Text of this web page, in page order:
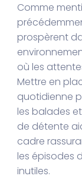
Comme
prospèrent
où les
Mettre en
quotidienne
les balades
de détente
cadre
les épisodes
inutiles.